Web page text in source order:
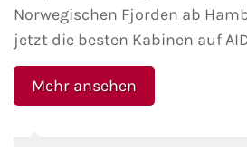
Norwegischen Fjorden ab
jetzt die besten Kabinen auf
Mehr ansehen